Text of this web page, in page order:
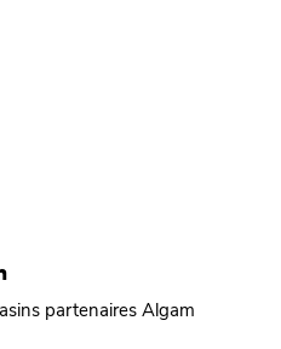
partenaires Algam